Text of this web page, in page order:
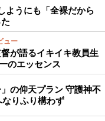
ようにも「全裸だから
ュー
が語るイキイキ教員生
のエッセンス
の仰天プラン 守護神不
りふり構わず